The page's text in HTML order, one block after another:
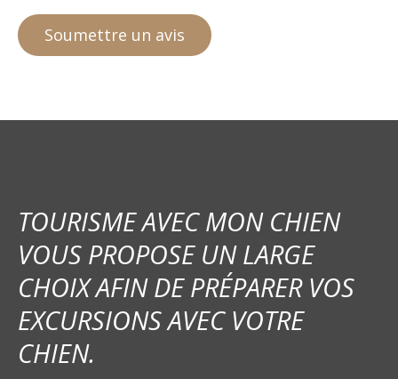
TOURISME AVEC MON CHIEN
VOUS PROPOSE UN LARGE
CHOIX AFIN DE PRÉPARER VOS
EXCURSIONS AVEC VOTRE
CHIEN.